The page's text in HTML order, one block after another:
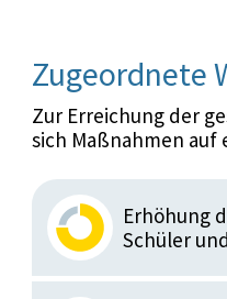
Zugeordnete
Zur Erreichung der
sich Maßnahmen
Erhöhung
Schüler